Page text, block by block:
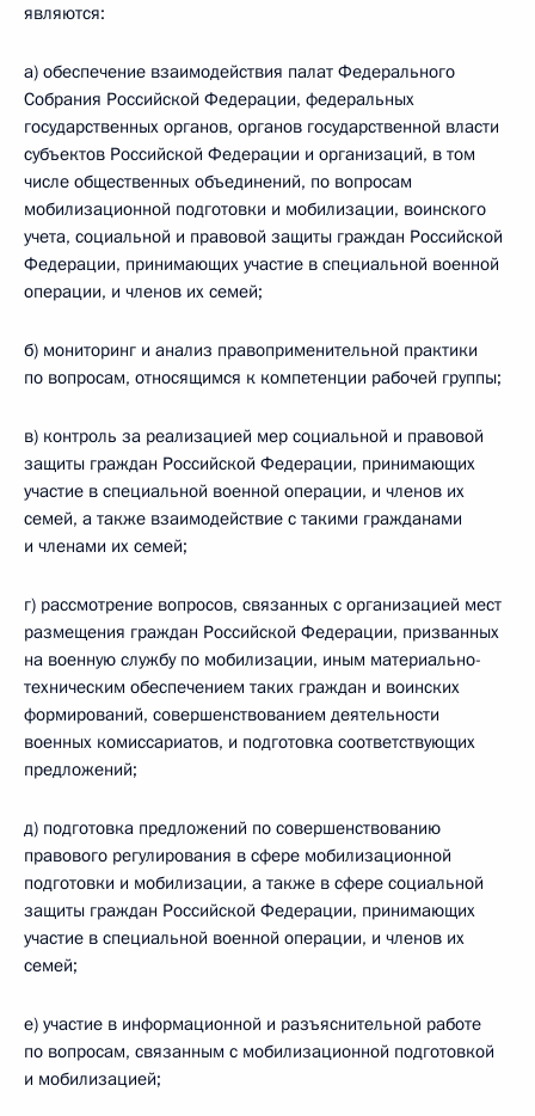
являются:
а) обеспечение взаимодействия палат Федерального
Собрания Российской Федерации, федеральных
государственных органов, органов государственной власти
субъектов Российской Федерации и организаций, в том
числе общественных объединений, по вопросам
мобилизационной подготовки и мобилизации, воинского
учета, социальной и правовой защиты граждан Российской
Федерации, принимающих участие в специальной военной
операции, и членов их семей;
б) мониторинг и анализ правоприменительной практики
по вопросам, относящимся к компетенции рабочей группы;
в) контроль за реализацией мер социальной и правовой
защиты граждан Российской Федерации, принимающих
участие в специальной военной операции, и членов их
семей, а также взаимодействие с такими гражданами
и членами их семей;
г) рассмотрение вопросов, связанных с организацией мест
размещения граждан Российской Федерации, призванных
на военную службу по мобилизации, иным материально-
техническим обеспечением таких граждан и воинских
формирований, совершенствованием деятельности
военных комиссариатов, и подготовка соответствующих
предложений;
д) подготовка предложений по совершенствованию
правового регулирования в сфере мобилизационной
подготовки и мобилизации, а также в сфере социальной
защиты граждан Российской Федерации, принимающих
участие в специальной военной операции, и членов их
семей;
е) участие в информационной и разъяснительной работе
по вопросам, связанным с мобилизационной подготовкой
и мобилизацией;